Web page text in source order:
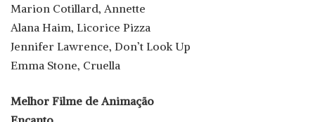
Marion Cotillard, Annette
Alana Haim, Licorice Pizza
Jennifer Lawrence, Don’t Look Up
Emma Stone, Cruella
Melhor Filme de Animação